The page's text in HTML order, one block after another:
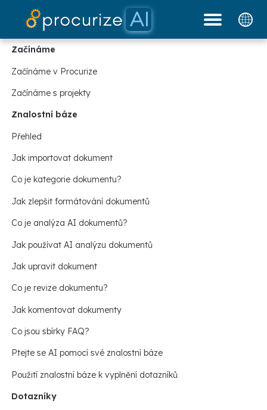
Začínáme
Začínáme v Procurize
Začínáme s projekty
Znalostní báze
Přehled
Jak importovat dokument
Co je kategorie dokumentu?
Jak zlepšit formátování dokumentů
Co je analýza AI dokumentů?
Jak používat AI analýzu dokumentů
Jak upravit dokument
Co je revize dokumentu?
Jak komentovat dokumenty
Co jsou sbírky FAQ?
Ptejte se AI pomocí své znalostní báze
Použití znalostní báze k vyplnění dotazníků
Dotazníky